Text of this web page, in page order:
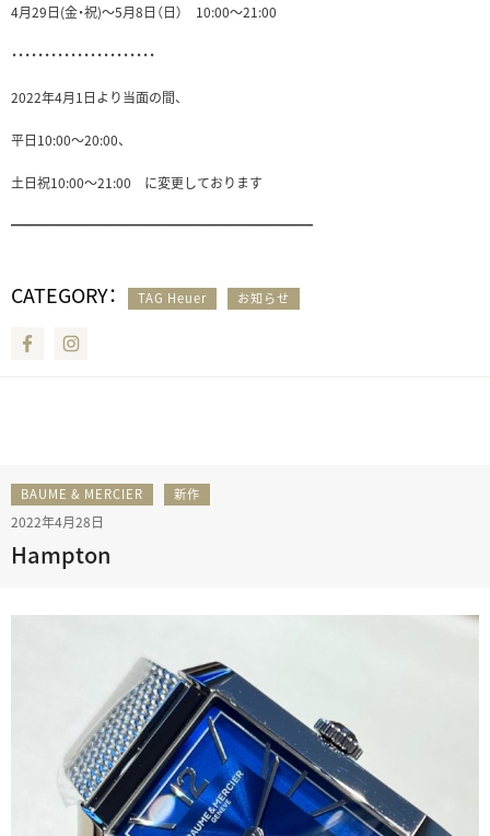
4月29日(金・祝)～5月8日（日） 10:00〜21:00
・・・・・・・・・・・・・・・・・・・・・・
2022年4月1日より当面の間、
平日10:00〜20:00、
土日祝10:00〜21:00 に変更しております
━━━━━━━━━━━━━━━━━━━━━━━
CATEGORY： TAG Heuer お知らせ
Facebook
BAUME & MERCIER 新作
2022年4月28日
Hampton